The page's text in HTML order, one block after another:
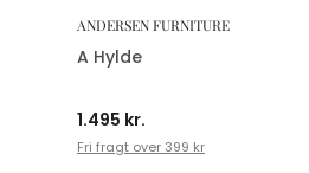
ANDERSEN FURNITURE
A Hylde
1.495 kr.
Fri fragt over 399 kr